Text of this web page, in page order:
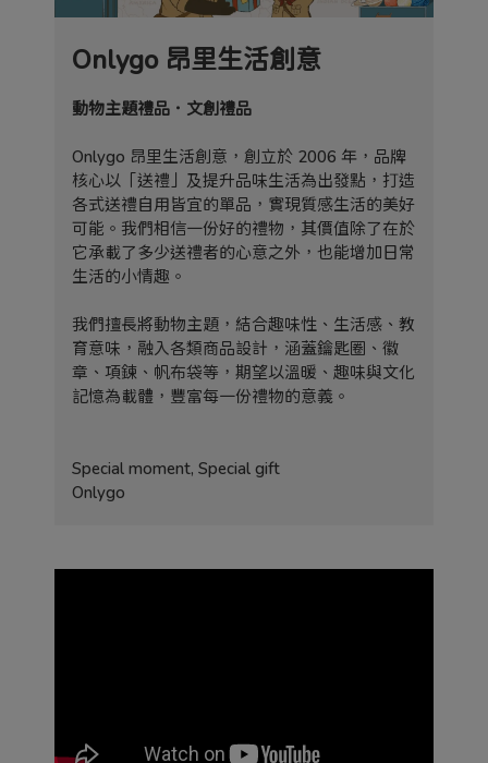
Onlygo 昂里生活創意
動物主題禮品．文創禮品
Onlygo 昂里生活創意，創立於 2006 年，品牌
核心以「送禮」及提升品味生活為出發點，打造
各式送禮自用皆宜的單品，實現質感生活的美好
可能。我們相信一份好的禮物，其價值除了在於
它承載了多少送禮者的心意之外，也能增加日常
生活的小情趣。
我們擅長將動物主題，結合趣味性、生活感、教
育意味，融入各類商品設計，涵蓋鑰匙圈、徽
章、項鍊、帆布袋等，期望以溫暖、趣味與文化
記憶為載體，豐富每一份禮物的意義。
Special moment, Special gift
Onlygo